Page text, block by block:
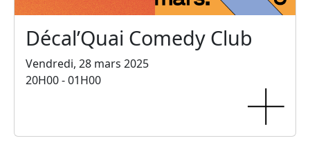
Décal’Quai Comedy Club
Vendredi, 28 mars 2025
20H00 - 01H00